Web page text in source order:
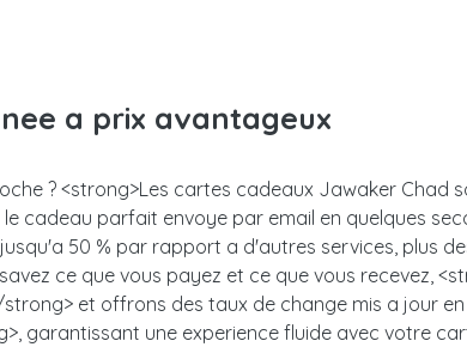
a prix avantageux
? <strong>Les cartes cadeaux Jawaker Chad
cadeau parfait envoye par email en quelques
50 % par rapport a d'autres services, plus
ce que vous payez et ce que vous recevez,
et offrons des taux de change mis a jour
garantissant une experience fluide avec votre